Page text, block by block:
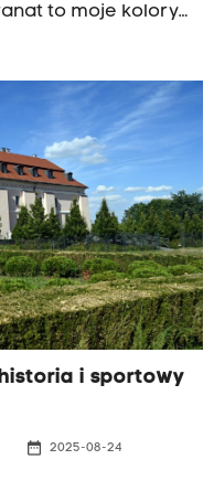
to moje kolory,
na Mazurach.
i sportowy
date_range 2025-08-24